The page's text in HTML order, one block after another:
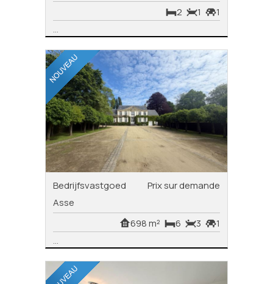
1
1
2
...
Bedrijfsvastgoed
Prix sur demande
Asse
1
3
6
698 m²
...